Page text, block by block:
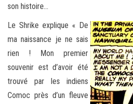
son histoire…
Le Shrike explique « De
ma naissance je ne sais
rien ! Mon premier
souvenir est d’avoir été
trouvé par les indiens
Comoc près d’un fleuve